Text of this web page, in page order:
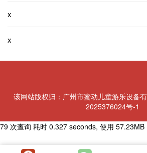
x
x
该网站版权归：广州市蜜动儿童游乐设备
2025376024号-1
79 次查询 耗时 0.327 seconds, 使用 57.23MB